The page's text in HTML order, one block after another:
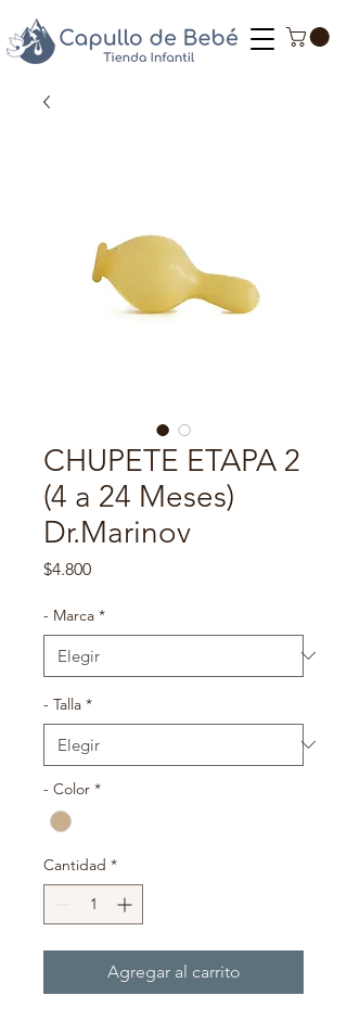
CHUPETE ETAPA 2
(4 a 24 Meses)
Dr.Marinov
$4.800Precio
- Marca *
- Talla *
- Color *
Cantidad *
Agregar al carrito